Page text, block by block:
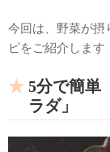
今回は、野菜が摂
ピをご紹介します
5分で簡単
ラダ」